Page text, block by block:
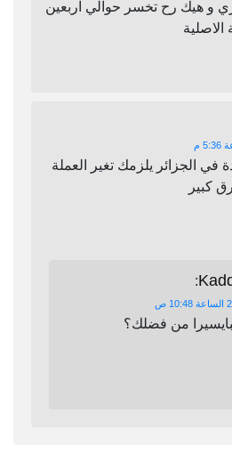
و هيك رح تخسر حوالي اربعين
الاصلية
في الجزائر يلزمك تغير العملة
كبير
:
من فضلك؟